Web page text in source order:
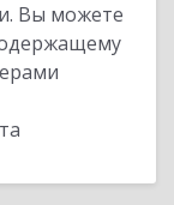
Вы можете